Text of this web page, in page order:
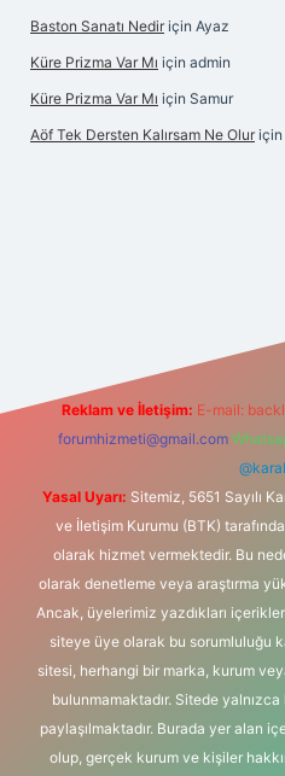
Baston Sanatı Nedir için Ayaz
Küre Prizma Var Mı için admin
Küre Prizma Var Mı için Samur
Aöf Tek Dersten Kalırsam Ne Olur için
Reklam ve İletişim: E-mail:
forumhizmeti@gmail.com
Yasal Uyarı: Sitemiz, 5651 Sayılı
ve İletişim Kurumu (BTK)
olarak hizmet vermektedir. Bu
olarak denetleme veya araştırma
Ancak, üyelerimiz yazdıkları
siteye üye olarak bu sorumluluğu
sitesi, herhangi bir marka, kurum
bulunmamaktadır. Sitede yalnızca
paylaşılmaktadır. Burada yer alan
olup, gerçek kurum ve kişiler